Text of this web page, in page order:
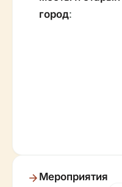
город:
Мероприятия